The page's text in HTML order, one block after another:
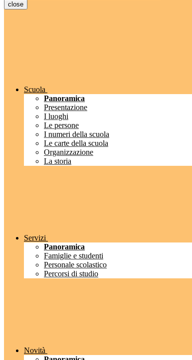
close
Scuola
Panoramica
Presentazione
I luoghi
Le persone
I numeri della scuola
Le carte della scuola
Organizzazione
La storia
Servizi
Panoramica
Famiglie e studenti
Personale scolastico
Percorsi di studio
Novità